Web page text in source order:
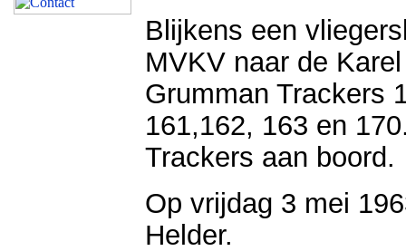
Blijkens een
MVKV naar de
Grumman Trackers
161,162, 163 en
Trackers aan boord.
Op vrijdag 3 mei
Helder.